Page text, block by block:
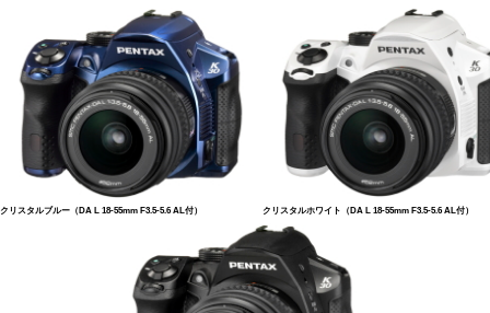
クリスタルブルー（DA L 18-55mm F3.5-5.6 AL付） クリスタルホワイト（DA L 18-55mm F3.5-5.6 AL付）